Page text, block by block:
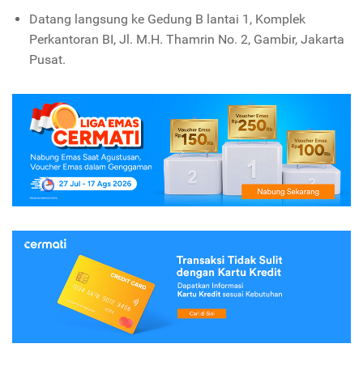
Datang langsung ke Gedung B lantai 1, Komplek
Perkantoran BI, Jl. M.H. Thamrin No. 2, Gambir, Jakarta
Pusat.